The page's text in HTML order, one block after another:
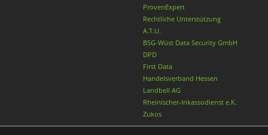
ProvenExpert
Rechtliche Unterstützung
A.T.U.
BSG-Wüst Data Security GmbH
DPD
First Data
Handelsverband Hessen
Landbell AG
Rheinischer-Inkassodienst e.K.
Zukos